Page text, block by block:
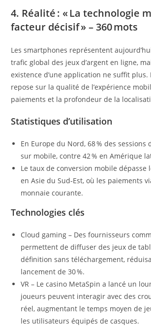
4. Réalité : « La technologie
facteur décisif » – 360 mots
Les smartphones représentent
trafic global des jeux d’argent en ligne,
existence d’une application ne suffit
repose sur la qualité de l’expérience
paiements et la profondeur de la
Statistiques d’utilisation
En Europe du Nord, 68 % des sessions
sur mobile, contre 42 % en Amérique
Le taux de conversion mobile dépasse
en Asie du Sud‑Est, où les paiements
monnaie courante.
Technologies clés
Cloud gaming – Des fournisseurs
permettent de diffuser des jeux de
définition sans téléchargement,
lancement de 30 %.
VR – Le casino MetaSpin a lancé un
joueurs peuvent interagir avec des
réel, augmentant le temps moyen de
les utilisateurs équipés de casques.